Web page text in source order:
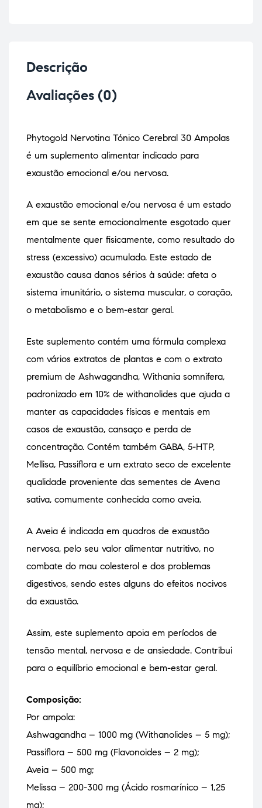
Descrição
Avaliações (0)
Phytogold Nervotina Tónico Cerebral 30 Ampolas
é um suplemento alimentar indicado para
exaustão emocional e/ou nervosa.
A exaustão emocional e/ou nervosa é um estado
em que se sente emocionalmente esgotado quer
mentalmente quer fisicamente, como resultado do
stress (excessivo) acumulado. Este estado de
exaustão causa danos sérios à saúde: afeta o
sistema imunitário, o sistema muscular, o coração,
o metabolismo e o bem-estar geral.
Este suplemento contém uma fórmula complexa
com vários extratos de plantas e com o extrato
premium de Ashwagandha, Withania somnifera,
padronizado em 10% de withanolides que ajuda a
manter as capacidades físicas e mentais em
casos de exaustão, cansaço e perda de
concentração. Contém também GABA, 5-HTP,
Mellisa, Passiflora e um extrato seco de excelente
qualidade proveniente das sementes de Avena
sativa, comumente conhecida como aveia.
A Aveia é indicada em quadros de exaustão
nervosa, pelo seu valor alimentar nutritivo, no
combate do mau colesterol e dos problemas
digestivos, sendo estes alguns do efeitos nocivos
da exaustão.
Assim, este suplemento apoia em períodos de
tensão mental, nervosa e de ansiedade. Contribui
para o equilíbrio emocional e bem-estar geral.
Composição:
Por ampola:
Ashwagandha – 1000 mg (Withanolides – 5 mg);
Passiflora – 500 mg (Flavonoides – 2 mg);
Aveia – 500 mg;
Melissa – 200-300 mg (Ácido rosmarínico – 1,25
mg);